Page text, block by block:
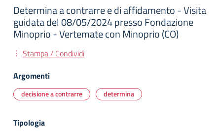
Determina a contrarre e di affidamento - Visita
guidata del 08/05/2024 presso Fondazione
Minoprio - Vertemate con Minoprio (CO)
Stampa / Condividi
Argomenti
decisione a contrarre determina
Tipologia